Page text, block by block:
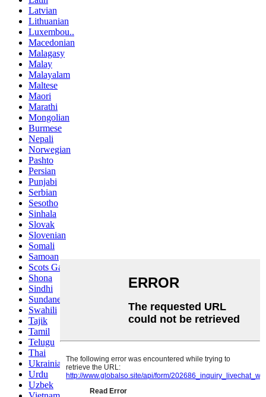
Latvian
Lithuanian
Luxembou..
Macedonian
Malagasy
Malay
Malayalam
Maltese
Maori
Marathi
Mongolian
Burmese
Nepali
Norwegian
Pashto
Persian
Punjabi
Serbian
Sesotho
Sinhala
Slovak
Slovenian
Somali
Samoan
Scots Gaelic
Shona
Sindhi
Sundanese
Swahili
Tajik
Tamil
Telugu
Thai
Ukrainian
Urdu
Uzbek